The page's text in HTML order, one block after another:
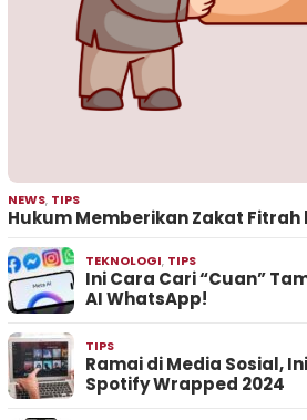
NEWS, TIPS
Hukum Memberikan Zakat Fitrah
TEKNOLOGI, TIPS
Ini Cara Cari “Cuan”
AI WhatsApp!
TIPS
Ramai di Media Sosial,
Spotify Wrapped 2024